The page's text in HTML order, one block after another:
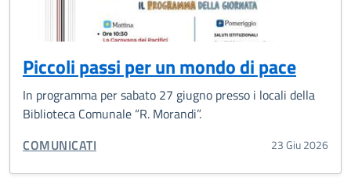
Piccoli passi per un mondo di pace
In programma per sabato 27 giugno presso i locali della
Biblioteca Comunale “R. Morandi”.
CATEGORIA CORRELATA:
COMUNICATI 23 Giu 2026